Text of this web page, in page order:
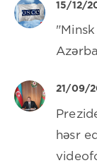
15/12/
21/09/
həsr